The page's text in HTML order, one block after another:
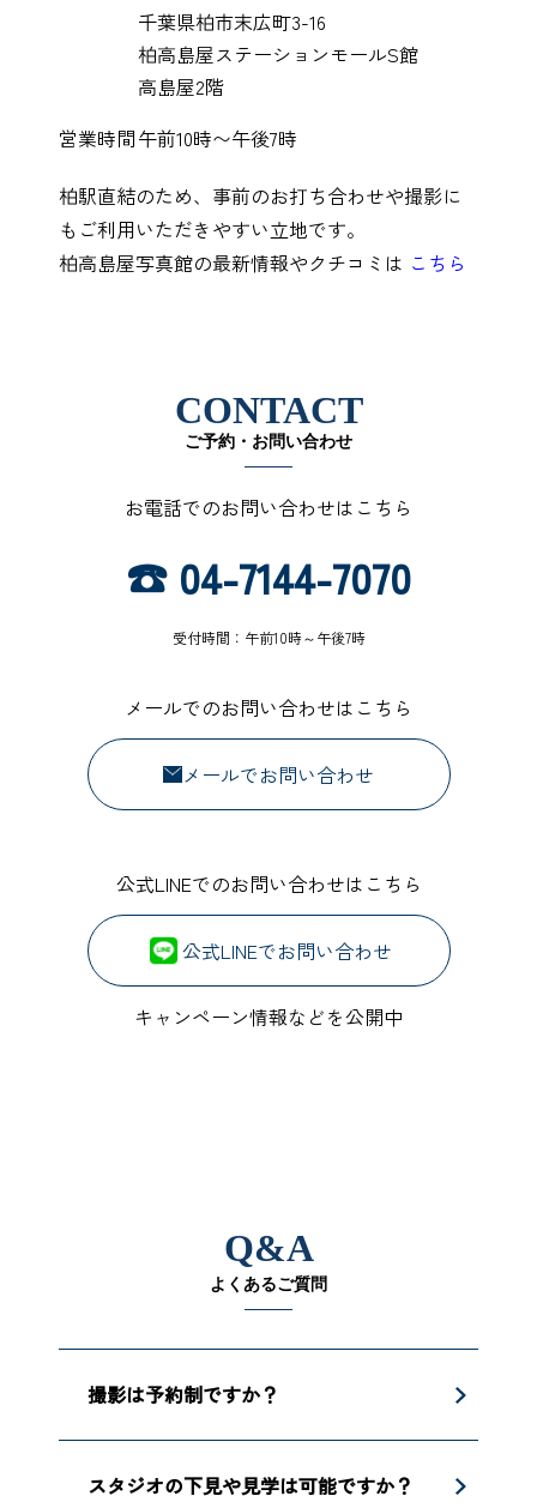
千葉県柏市末広町3-16
柏高島屋ステーションモールS館
高島屋2階
営業時間午前10時〜午後7時
柏駅直結のため、事前のお打ち合わせや撮影に
もご利用いただきやすい立地です。
柏高島屋写真館の最新情報やクチコミは こちら
CONTACT
ご予約・お問い合わせ
お電話でのお問い合わせはこちら
☎︎ 04-7144-7070
受付時間：午前10時～午後7時
メールでのお問い合わせはこちら
メールでお問い合わせ
公式LINEでのお問い合わせはこちら
公式LINEでお問い合わせ
キャンペーン情報などを公開中
Q&A
よくあるご質問
撮影は予約制ですか？
スタジオの下見や見学は可能ですか？